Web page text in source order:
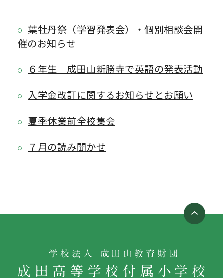
葉牡丹祭（学習発表会）・個別相談会開
催のお知らせ
６年生 成田山新勝寺で英語の発表活動
入学金改訂に関するお知らせとお願い
夏季休業前全校集会
７月の読み聞かせ